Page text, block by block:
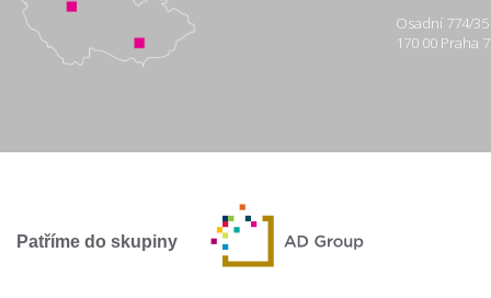
Osadní 774/35
170 00 Praha 7
Patříme do skupiny